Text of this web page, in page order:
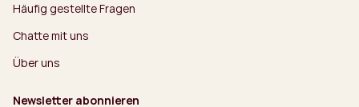
Häufig gestellte Fragen
Chatte mit uns
Über uns
Newsletter abonnieren